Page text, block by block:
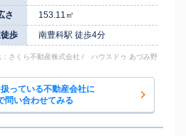
さ
153.11㎡
歩
南豊科駅 徒歩4分
：さくら不動産株式会社 / ハウスドゥ あづみ野
っている不動産会社に
問い合わせてみる